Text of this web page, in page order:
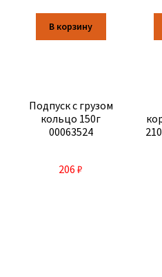
В корзину
Подпуск с грузом
кольцо 150г
00063524
206₽